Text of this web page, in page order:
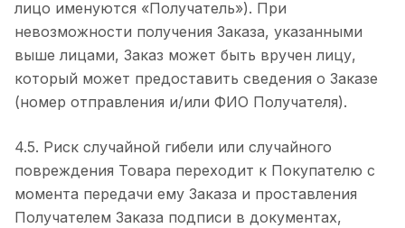
лицо именуются «Получатель»). При
невозможности получения Заказа, указанными
выше лицами, Заказ может быть вручен лицу,
который может предоставить сведения о Заказе
(номер отправления и/или ФИО Получателя).
4.5. Риск случайной гибели или случайного
повреждения Товара переходит к Покупателю с
момента передачи ему Заказа и проставления
Получателем Заказа подписи в документах,